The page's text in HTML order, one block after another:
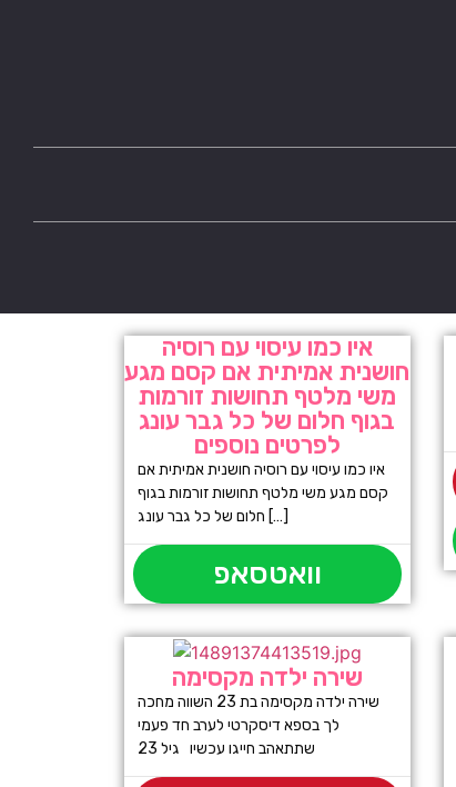
איו כמו עיסוי עם רוסיה
חושנית אמיתית אם קסם מגע
משי מלטף תחושות זורמות
בגוף חלום של כל גבר עונג
לפרטים נוספים
איו כמו עיסוי עם רוסיה חושנית אמיתית אם
קסם מגע משי מלטף תחושות זורמות בגוף
חלום של כל גבר עונג […]
וואטסאפ
שירה ילדה מקסימה
שירה ילדה מקסימה בת 23 השווה מחכה
לך בספא דיסקרטי לערב חד פעמי